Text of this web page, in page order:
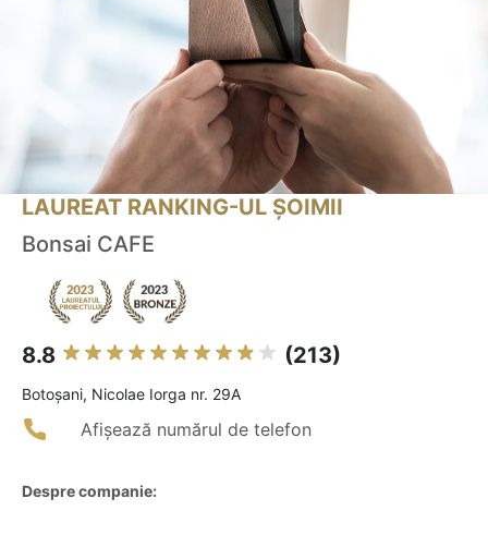
LAUREAT RANKING-UL ȘOIMII
Bonsai CAFE
8.8 (213)
Botoşani, Nicolae Iorga nr. 29A
Afișează numărul de telefon
Despre companie: